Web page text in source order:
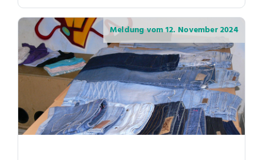
Meldung vom12. November 2024